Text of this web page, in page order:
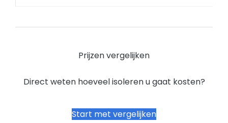
Prijzen vergelijken
Direct weten hoeveel isoleren u gaat kosten?
Start met vergelijken